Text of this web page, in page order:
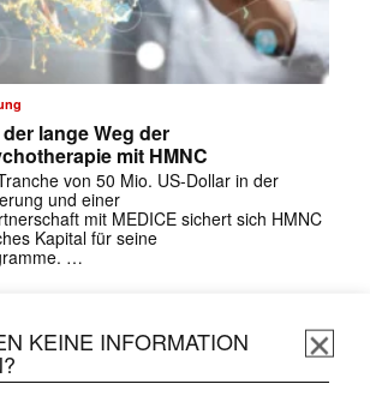
lange Weg der
mit HMNC
von 50 Mio. US-Dollar in der
und einer
mit MEDICE sichert sich HMNC
Kapital für seine
…
KEINE INFORMATION